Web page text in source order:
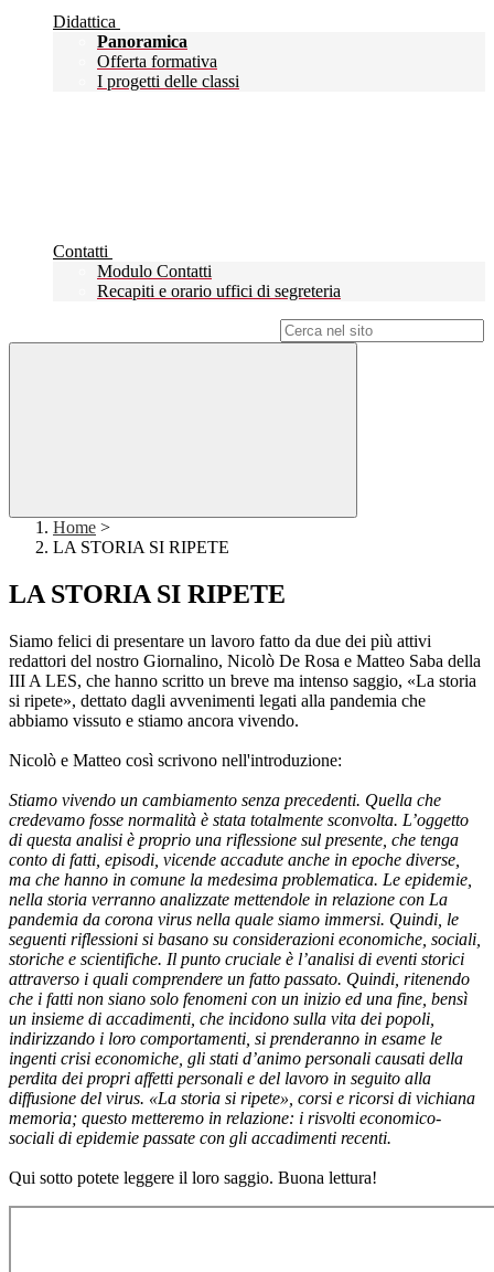
Didattica
Panoramica
Offerta formativa
I progetti delle classi
Contatti
Modulo Contatti
Recapiti e orario uffici di segreteria
Home >
LA STORIA SI RIPETE
LA STORIA SI RIPETE
Siamo felici di presentare un lavoro fatto da due dei più attivi
redattori del nostro Giornalino, Nicolò De Rosa e Matteo Saba della
III A LES, che hanno scritto un breve ma intenso saggio, «La storia
si ripete», dettato dagli avvenimenti legati alla pandemia che
abbiamo vissuto e stiamo ancora vivendo.
Nicolò e Matteo così scrivono nell'introduzione:
Stiamo vivendo un cambiamento senza precedenti. Quella che
credevamo fosse normalità è stata totalmente sconvolta. L’oggetto
di questa analisi è proprio una riflessione sul presente, che tenga
conto di fatti, episodi, vicende accadute anche in epoche diverse,
ma che hanno in comune la medesima problematica. Le epidemie,
nella storia verranno analizzate mettendole in relazione con La
pandemia da corona virus nella quale siamo immersi. Quindi, le
seguenti riflessioni si basano su considerazioni economiche, sociali,
storiche e scientifiche. Il punto cruciale è l’analisi di eventi storici
attraverso i quali comprendere un fatto passato. Quindi, ritenendo
che i fatti non siano solo fenomeni con un inizio ed una fine, bensì
un insieme di accadimenti, che incidono sulla vita dei popoli,
indirizzando i loro comportamenti, si prenderanno in esame le
ingenti crisi economiche, gli stati d’animo personali causati della
perdita dei propri affetti personali e del lavoro in seguito alla
diffusione del virus. «La storia si ripete», corsi e ricorsi di vichiana
memoria; questo metteremo in relazione: i risvolti economico-
sociali di epidemie passate con gli accadimenti recenti.
Qui sotto potete leggere il loro saggio. Buona lettura!